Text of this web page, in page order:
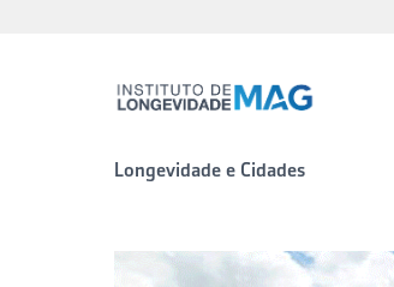
Longevidade e Cidades